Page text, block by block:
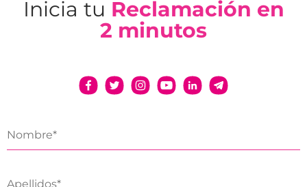
Inicia tu Reclamación en
2 minutos